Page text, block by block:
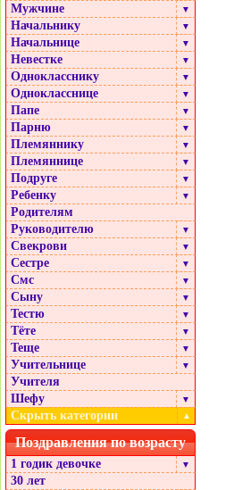
Мужчине ▼
Начальнику ▼
Начальнице ▼
Невестке ▼
Однокласснику ▼
Однокласснице ▼
Папе ▼
Парню ▼
Племяннику ▼
Племяннице ▼
Подруге ▼
Ребенку ▼
Родителям
Руководителю
▼
Свекрови ▼
Сестре ▼
Смс ▼
Сыну ▼
Тестю ▼
Тёте ▼
Теще ▼
Учительнице ▼
Учителя
Шефу
▼
Скрыть категории ▲
Поздравления по возрасту
1 годик девочке ▼
30 лет